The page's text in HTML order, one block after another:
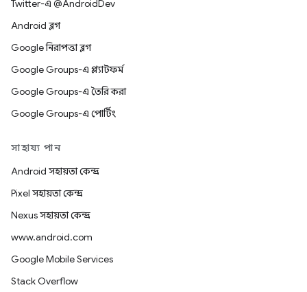
Twitter-এ @AndroidDev
Android ব্লগ
Google নিরাপত্তা ব্লগ
Google Groups-এ প্ল্যাটফর্ম
Google Groups-এ তৈরি করা
Google Groups-এ পোর্টিং
সাহায্য পান
Android সহায়তা কেন্দ্র
Pixel সহায়তা কেন্দ্র
Nexus সহায়তা কেন্দ্র
www.android.com
Google Mobile Services
Stack Overflow